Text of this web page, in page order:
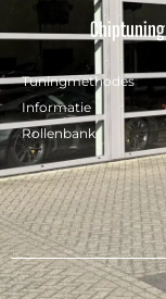
Chiptuning
Tuningmethodes
Informatie
Rollenbank